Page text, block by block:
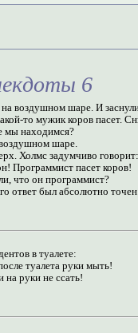
6
воздушном шаре. И
то мужик коров пасет.
мы находимся?
шаре.
Холмс задумчиво говорит:
Программист пасет коров!
что он программист?
был абсолютно
в туалете:
туалета руки мыть!
руки не ссать!